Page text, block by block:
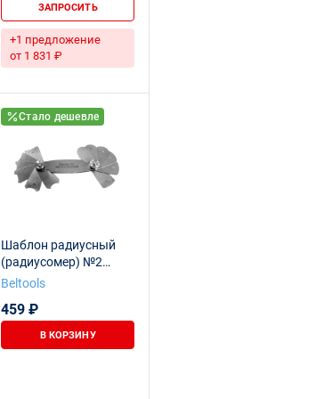
ЗАПРОСИТЬ
+1 предложение
от 1 831 ₽
Стало дешевле
Шаблон радиусный
(радиусомер) №2
(6шт)
Beltools
Beltools
459 ₽
В КОРЗИНУ